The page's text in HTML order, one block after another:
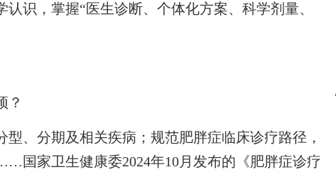
识，掌握“医生诊断、个体化方案、科学剂量、
？
、分期及相关疾病；规范肥胖症临床诊疗路径，
国家卫生健康委2024年10月发布的《肥胖症诊疗